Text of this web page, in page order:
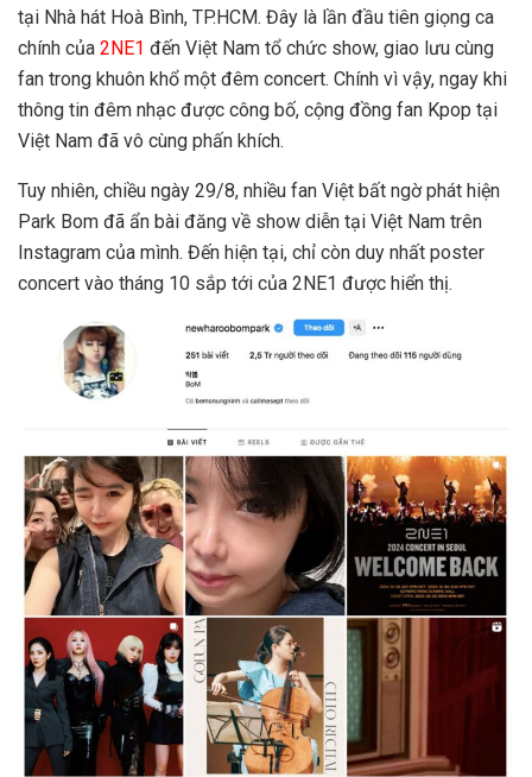
tại Nhà hát Hoà Bình, TP.HCM. Đây là lần đầu tiên giọng ca
chính của 2NE1 đến Việt Nam tổ chức show, giao lưu cùng
fan trong khuôn khổ một đêm concert. Chính vì vậy, ngay khi
thông tin đêm nhạc được công bố, cộng đồng fan Kpop tại
Việt Nam đã vô cùng phấn khích.
Tuy nhiên, chiều ngày 29/8, nhiều fan Việt bất ngờ phát hiện
Park Bom đã ẩn bài đăng về show diễn tại Việt Nam trên
Instagram của mình. Đến hiện tại, chỉ còn duy nhất poster
concert vào tháng 10 sắp tới của 2NE1 được hiển thị.